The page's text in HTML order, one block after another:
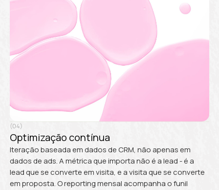
(04)
Optimização contínua
Iteração baseada em dados de CRM, não apenas em
dados de ads. A métrica que importa não é a lead - é a
lead que se converte em visita, e a visita que se converte
em proposta. O reporting mensal acompanha o funil